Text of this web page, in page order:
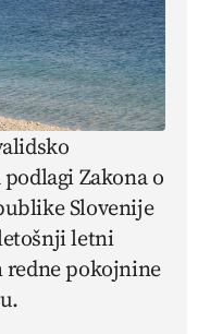
Zakona o
Slovenije
letni
redne pokojnine